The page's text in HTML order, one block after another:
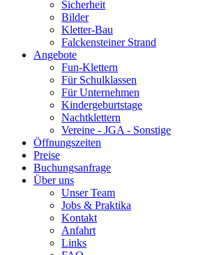
Sicherheit
Bilder
Kletter-Bau
Falckensteiner Strand
Angebote
Fun-Klettern
Für Schulklassen
Für Unternehmen
Kindergeburtstage
Nachtklettern
Vereine - JGA - Sonstige
Öffnungszeiten
Preise
Buchungsanfrage
Über uns
Unser Team
Jobs & Praktika
Kontakt
Anfahrt
Links